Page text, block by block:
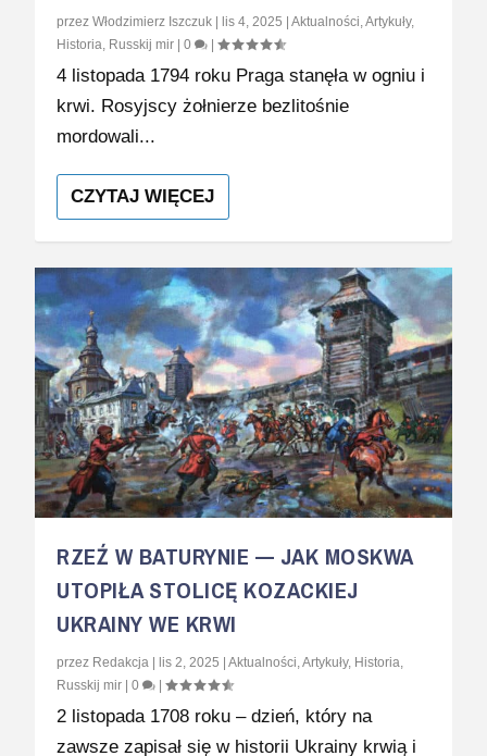
przezWłodzimierz Iszczuk lis 4, 2025 |Aktualności,Artykuły,
Historia, Russkij mir |0 |
4 listopada 1794 roku Praga stanęła w ogniu i
krwi. Rosyjscy żołnierze bezlitośnie
mordowali...
CZYTAJ WIĘCEJ
RZEŹ W BATURYNIE — JAK MOSKWA
UTOPIŁA STOLICĘ KOZACKIEJ
UKRAINY WE KRWI
przez Redakcja |lis 2, 2025 |Aktualności ,Artykuły, Historia
Russkij mir |0 |
2 listopada 1708 roku – dzień, który na
zawsze zapisał się w historii Ukrainy krwią i